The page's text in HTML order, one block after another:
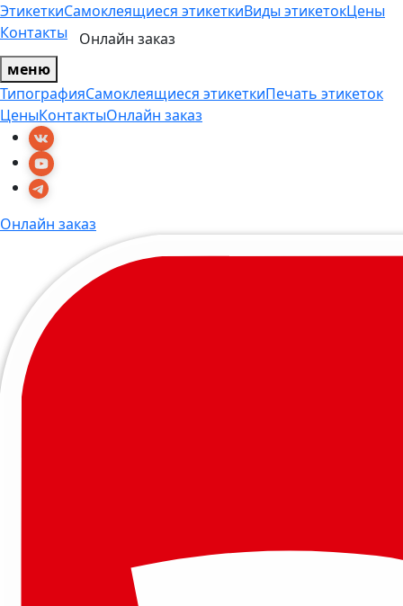
ЭтикеткиСамоклеящиеся этикеткиВиды этикетокЦены
Контакты
Онлайн заказ
меню
ТипографияСамоклеящиеся этикеткиПечать этикеток
ЦеныКонтактыОнлайн заказ
Онлайн заказ